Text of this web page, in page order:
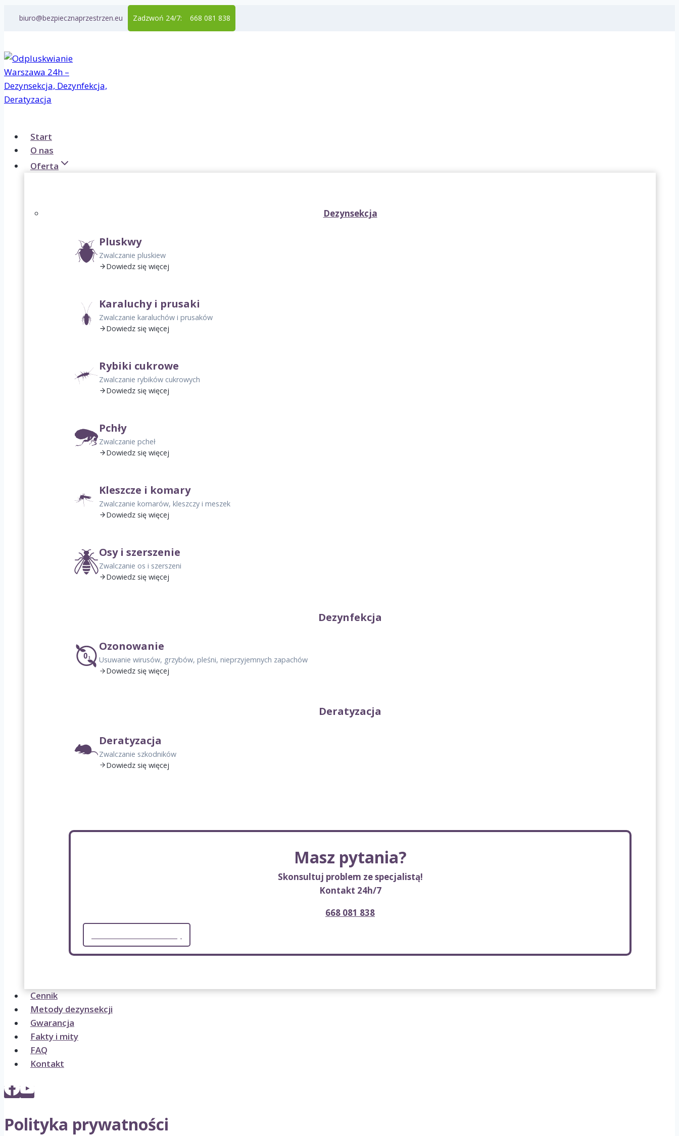
biuro@bezpiecznaprzestrzen.eu Zadzwoń 24/7: 668 081 838
Start
O nas
Oferta
Dezynsekcja
Pluskwy
Zwalczanie pluskiew
Dowiedz się więcej
Karaluchy i prusaki
Zwalczanie karaluchów i prusaków
Dowiedz się więcej
Rybiki cukrowe
Zwalczanie rybików cukrowych
Dowiedz się więcej
Pchły
Zwalczanie pcheł
Dowiedz się więcej
Kleszcze i komary
Zwalczanie komarów, kleszczy i meszek
Dowiedz się więcej
Osy i szerszenie
Zwalczanie os i szerszeni
Dowiedz się więcej
Dezynfekcja
Ozonowanie
Usuwanie wirusów, grzybów, pleśni, nieprzyjemnych zapachów
Dowiedz się więcej
Deratyzacja
Deratyzacja
Zwalczanie szkodników
Dowiedz się więcej
Masz pytania?
Skonsultuj problem ze specjalistą!
Kontakt 24h/7
668 081 838
Cennik
Metody dezynsekcji
Gwarancja
Fakty i mity
FAQ
Kontakt
Polityka prywatności